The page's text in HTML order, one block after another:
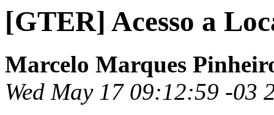
[GTER] Acesso a
Marcelo Marques
Wed May 17 09:12:59 -03